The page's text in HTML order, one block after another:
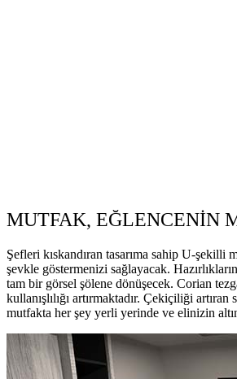
MUTFAK, EĞLENCENİN
Şefleri kıskandıran tasarıma sahip U-şekilli
şevkle göstermenizi sağlayacak.
tam bir görsel şölene dönüşecek. Corian
kullanışlılığı artırmaktadır. Çekiçiliği artıran
mutfakta her şey yerli yerinde ve elinizin